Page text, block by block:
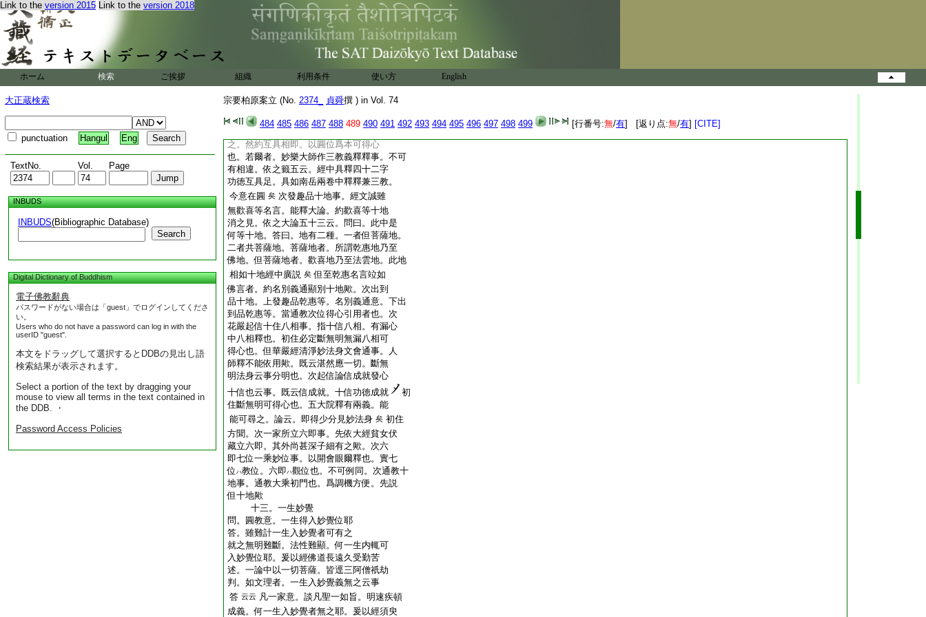
Link to the version 2015 Link to the version 2018
ホーム 検索 ご挨拶 組織 利用条件 使い方 English
大正蔵検索
punctuation Hangul Eng
TextNo. Vol. Page
INBUDS
INBUDS(Bibliographic Database)
Search
Digital Dictionary of Buddhism
電子佛教辭典
パスワードがない場合は「guest」でログインしてくださ
い。
Users who do not have a password can log in with the
userID "guest".
本文をドラッグして選択するとDDBの見出し語
検索結果が表示されます。
Select a portion of the text by dragging your
mouse to view all terms in the text contained in
the DDB. ・
Password Access Policies
宗要柏原案立 (No. 2374_ 貞舜撰 ) in Vol. 74
484 485 486 487 488 489 490 491 492 493 494 495 496 497 498 499 [行番号:無/有] [返り点:無/有] [CITE]
次位云事。玄五云。南岳大師云。此是諸佛密
語。何必不表四十二位。諸學人執釋論云。
無此解多疑不用。但論本文。千卷什師作
九倍略之。何必無此解耶
内證密語。豈
不表次位耶釋。大論次位釋無之事。西天
廣本可有之判。仰可取信者也。其上初阿
字終荼字。皆初後相在見。圓位互具相應。但
南岳大師三乘智慧
釋。當知摩字門是歡喜
地
云。通別二教相也云事。大方彼經宣後三
之。然約互具相即。以圓位爲本可得心
也。若爾者。妙樂大師作三教義釋釋事。不可
有相違。依之籤五云。經中具釋四十二字
功徳互具足。具如南岳兩卷中釋釋兼三教。
今意在圓 矣 次發趣品十地事。經文誠雖
無歡喜等名言。能釋大論。約歡喜等十地
消之見。依之大論五十三云。問曰。此中是
何等十地。答曰。地有二種。一者但菩薩地。
二者共菩薩地。菩薩地者。所謂乾惠地乃至
佛地。但菩薩地者。歡喜地乃至法雲地。此地
相如十地經中廣説 矣 但至乾惠名言竝如
佛言者。約名別義通顯別十地歟。次出到
品十地。上發趣品乾惠等。名別義通意。下出
到品乾惠等。當通教次位得心引用者也。次
花嚴起信十住八相事。指十信八相。有漏心
中八相釋也。初住必定斷無明無漏八相可
得心也。但華嚴經清淨妙法身文會通事。人
師釋不能依用歟。既云湛然應一切。斷無
明法身云事分明也。次起信論信成就發心
十信也云事。既云信成就。十信功徳成就
初
住斷無明可得心也。五大院釋有兩義。能
能可尋之。論云。即得少分見妙法身 矣 初住
方聞。次一家所立六即事。先依大經貧女伏
藏立六即。其外尚甚深子細有之歟。次六
即七位一乘妙位事。以開會眼爾釋也。實七
位 ハ教位。六即ハ觀位也。不可例同。次通教十
地事。通教大乘初門也。爲調機方便。先説
但十地歟
十三。一生妙覺
問。圓教意。一生得入妙覺位耶
答。雖難計一生入妙覺者可有之
就之無明難斷。法性難顯。何一生内輒可
入妙覺位耶。爰以經佛道長遠久受勤苦
述。一論中以一切菩薩。皆逕三阿僧祇劫
判。如文理者。一生入妙覺義無之云事
答 云云 凡一家意。談凡聖一如旨。明速疾頓
成義。何一生入妙覺者無之耶。爰以經須臾